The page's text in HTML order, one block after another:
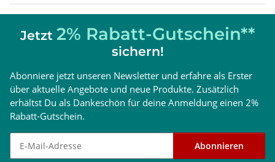
Jetzt 2% Rabatt-Gutschein**
sichern!
Abonniere jetzt unseren Newsletter und erfahre als Erster
über aktuelle Angebote und neue Produkte. Zusätzlich
erhältst Du als Dankeschön für deine Anmeldung einen 2%
Rabatt-Gutschein.
Newsletter abonnieren Abonnieren